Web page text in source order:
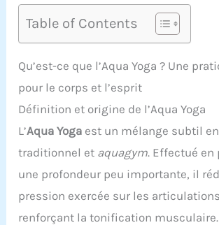
Table of Contents
Qu’est-ce que l’Aqua Yoga ? Une
pour le corps et l’esprit
Définition et origine de l’Aqua Yoga
L’Aqua Yoga est un mélange subtil
traditionnel et aquagym. Effectué en
une profondeur peu importante, il
pression exercée sur les
renforçant la tonification musculaire.